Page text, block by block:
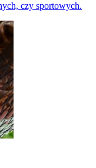
czy sportowych.